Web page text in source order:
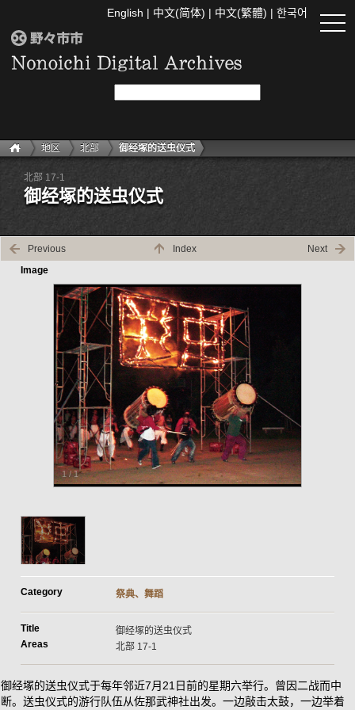
English | 中文(简体) | 中文(繁體) | 한국어
地区 北部 御经塚的送虫仪式
北部 17-1
御经塚的送虫仪式
Previous Index
Next
Image
1/1
Category 祭典、舞蹈
Title
御经塚的送虫仪式
Areas
北部 17-1
御经塚的送虫仪式于每年邻近7月21日前的星期六举行。曾因二战而中
断。送虫仪式的游行队伍从佐那武神社出发。一边敲击太鼓，一边举着